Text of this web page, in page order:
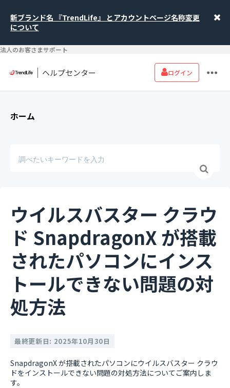
新ブランド名 『TrendLife』 とアカウントページ名称変更
について
法人のお客さまサポート
ヘルプセンター ログイン
ホーム
ウイルスバスター クラウ
ド SnapdragonX が搭載
されたパソコンにインス
トールできない問題の対
処方法
最終更新日: 2025年10月30日
SnapdragonX が搭載されたパソコンにウイルスバスター クラウ
ドをインストールできない問題の対処方法についてご案内しま
す。